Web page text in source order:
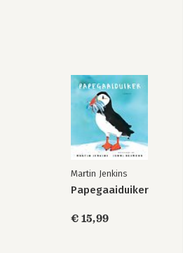
Martin Jenkins
Papegaaiduiker
€ 15,99